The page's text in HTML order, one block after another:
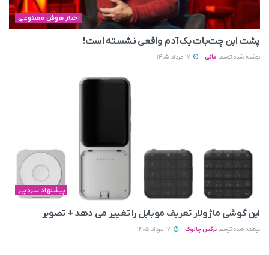
اخبار هوش مصنوعی
پشت این چت‌بات یک آدم واقعی نشسته است!
نوشته شده توسط مانی
پیشنهاد سردبیر
این گوشی ماژولار تعریف موبایل را تغییر می‌ دهد + تصویر
نوشته شده توسط نرگس چالوک